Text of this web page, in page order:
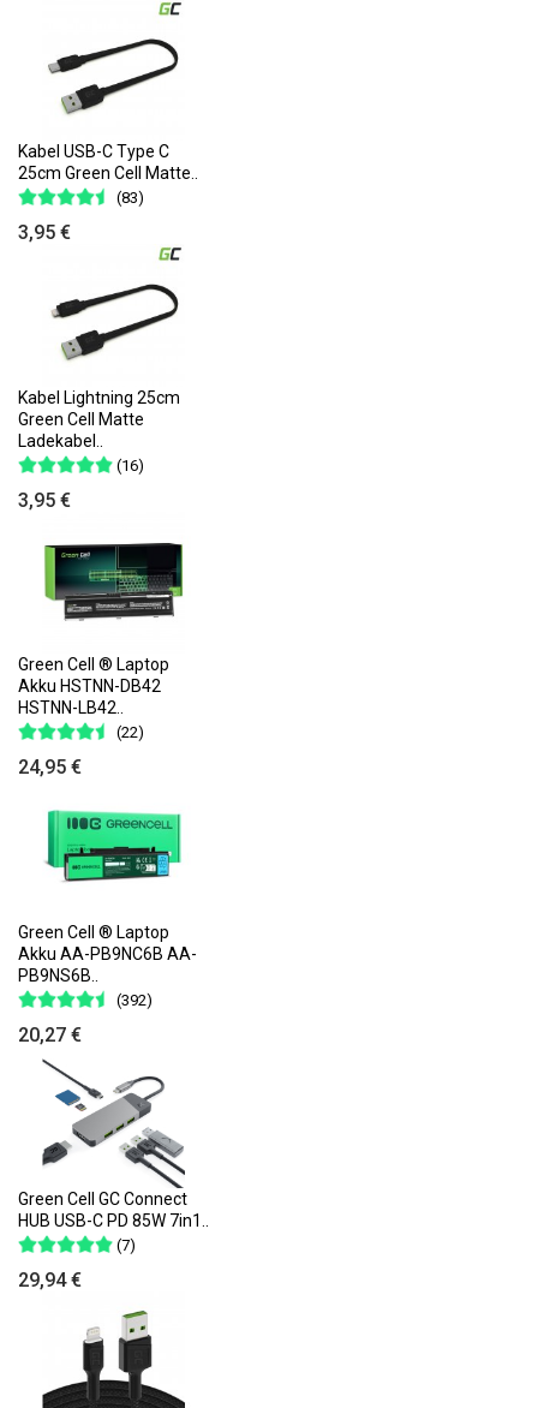
Kabel USB-C Type C
25cm Green Cell Matte..
(83)
3,95 €
Kabel Lightning 25cm
Green Cell Matte
Ladekabel..
(16)
3,95 €
Green Cell ® Laptop
Akku HSTNN-DB42
HSTNN-LB42..
(22)
24,95 €
Green Cell ® Laptop
Akku AA-PB9NC6B AA-
PB9NS6B..
(392)
20,27 €
Green Cell GC Connect
HUB USB-C PD 85W 7in1..
(7)
29,94 €